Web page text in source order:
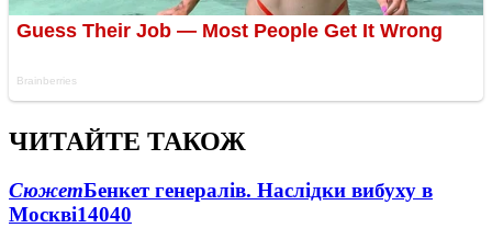
ЧИТАЙТЕ ТАКОЖ
СюжетБенкет генералів. Наслідки вибуху в
Москві14040